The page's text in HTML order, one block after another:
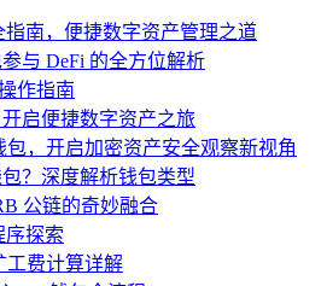
指南，便捷数字资产管理之道
与 DeFi 的全方位解析
作指南
启便捷数字资产之旅
包，开启加密资产安全观察新视角
？深度解析钱包类型
公链的奇妙融合
序探索
工费计算详解